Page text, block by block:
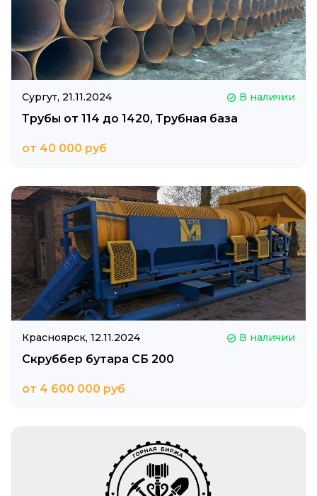
Сургут, 21.11.2024 В наличии
Трубы от 114 до 1420, Трубная база
от 40 000 руб
Красноярск, 12.11.2024 В наличии
Cкруббер бутара СБ 200
от 4 600 000 руб